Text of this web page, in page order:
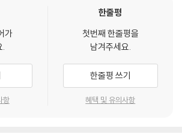
in Korean
Strategy in a Multicultural World
centric Racial Imagination
between Stereotype and Glorification
Alternative Masculinity:
가
.
항
한줄평
첫번째 한줄평을
남겨주세요.
한줄평 쓰기
혜택 및 유의사항